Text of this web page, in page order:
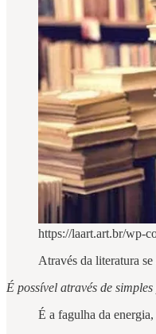
https://laart.art.br/wp-
Através da literatura
É possível através de
É a fagulha da